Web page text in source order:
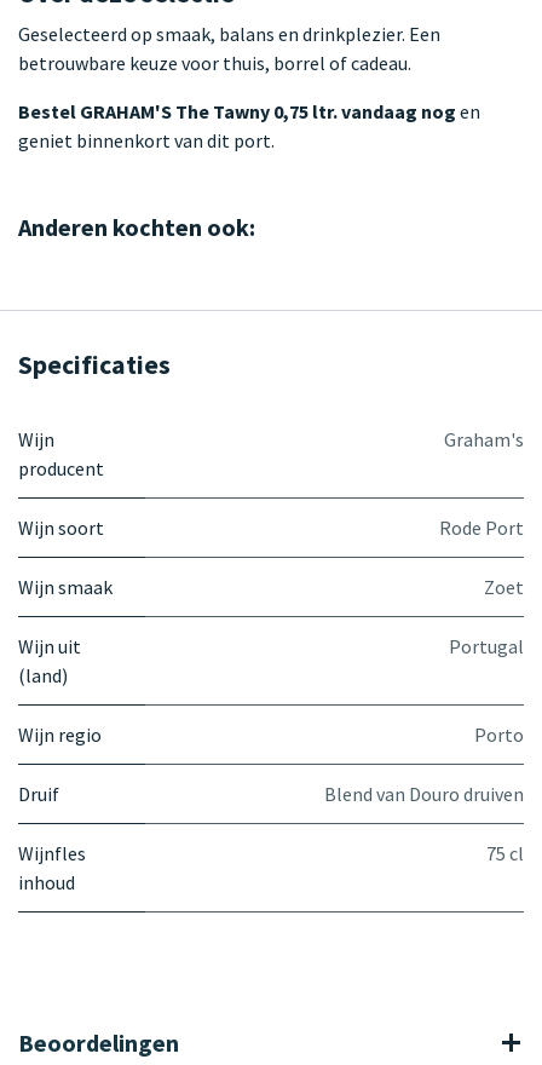
Geselecteerd op smaak, balans en drinkplezier. Een
betrouwbare keuze voor thuis, borrel of cadeau.
Bestel GRAHAM'S The Tawny 0,75 ltr. vandaag nog en
geniet binnenkort van dit port.
Anderen kochten ook:
Specificaties
Wijn
producent
Graham's
Wijn soort Rode Port
Wijn smaak Zoet
Wijn uit
(land)
Portugal
Wijn regio Porto
Druif Blend van Douro druiven
Wijnfles
inhoud
75 cl
Beoordelingen